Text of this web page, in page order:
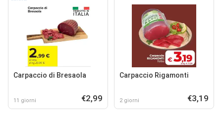
Carpaccio di Bresaola
11 giorni €2,99
Carpaccio Rigamonti
2 giorni €3,19